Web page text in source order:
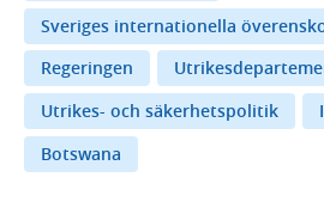
Sveriges internationella
Regeringen
Utrikes- och säkerhetspolitik
Botswana